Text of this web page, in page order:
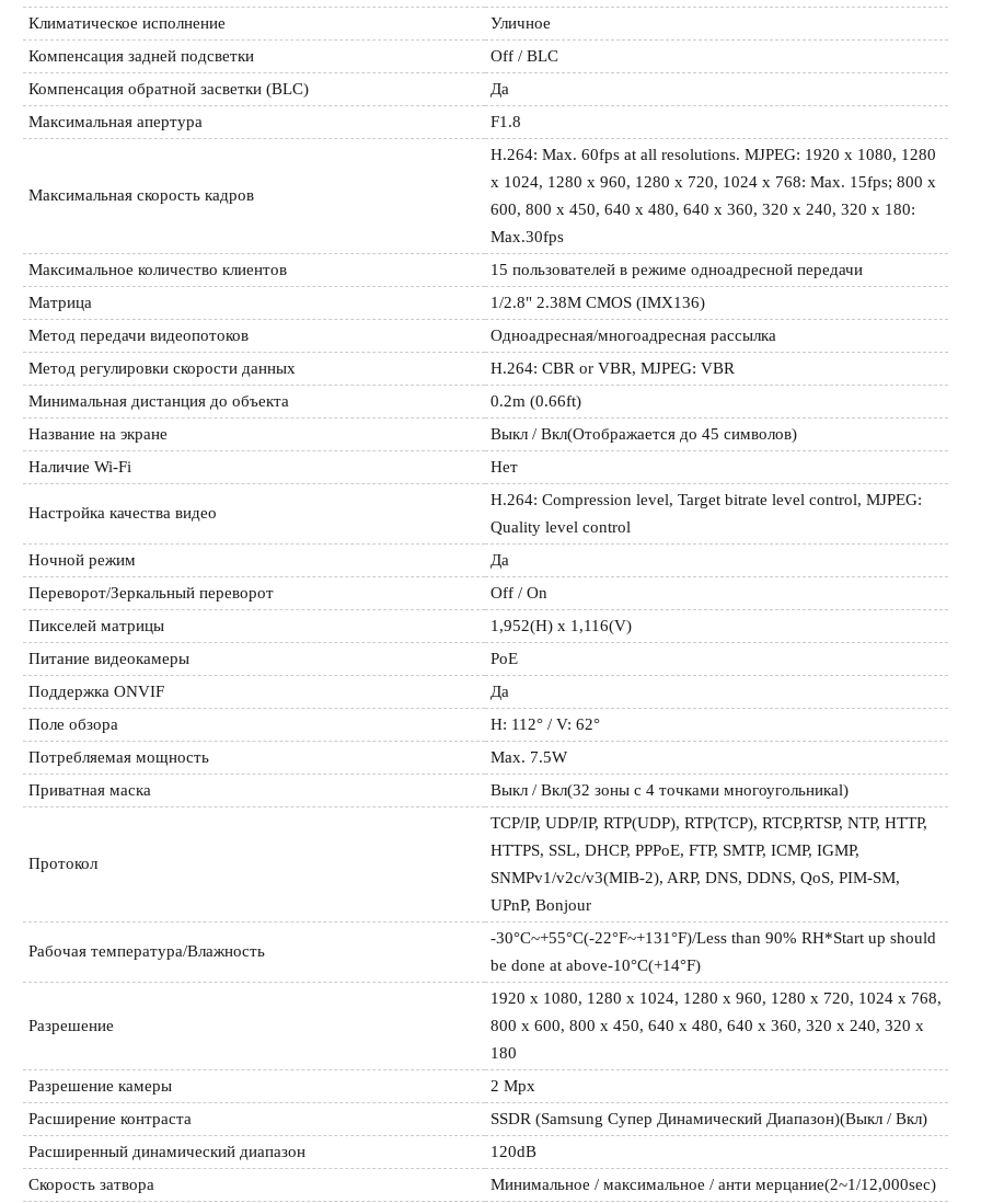
Климатическое исполнение
Уличное
Компенсация задней подсветки
Off / BLC
Компенсация обратной засветки (BLC)
Да
Максимальная апертура
F1.8
Максимальная скорость кадров
H.264: Max. 60fps at all resolutions. MJPEG: 1920 x 1080, 1280
x 1024, 1280 x 960, 1280 x 720, 1024 x 768: Max. 15fps; 800 x
600, 800 x 450, 640 x 480, 640 x 360, 320 x 240, 320 x 180:
Max.30fps
Максимальное количество клиентов
15 пользователей в режиме одноадресной передачи
Матрица
1/2.8" 2.38M CMOS (IMX136)
Метод передачи видеопотоков
Одноадресная/многоадресная рассылка
Метод регулировки скорости данных
H.264: CBR or VBR, MJPEG: VBR
Минимальная дистанция до объекта
0.2m (0.66ft)
Название на экране
Выкл / Вкл(Отображается до 45 символов)
Наличие Wi-Fi
Нет
Настройка качества видео
H.264: Compression level, Target bitrate level control, MJPEG:
Quality level control
Ночной режим
Да
Переворот/Зеркальный переворот
Off / On
Пикселей матрицы
1,952(H) x 1,116(V)
Питание видеокамеры
PoE
Поддержка ONVIF
Да
Поле обзора
H: 112° / V: 62°
Потребляемая мощность
Max. 7.5W
Приватная маска
Выкл / Вкл(32 зоны с 4 точками многоугольникаl)
Протокол
TCP/IP, UDP/IP, RTP(UDP), RTP(TCP), RTCP,RTSP, NTP, HTTP,
HTTPS, SSL, DHCP, PPPoE, FTP, SMTP, ICMP, IGMP,
SNMPv1/v2c/v3(MIB-2), ARP, DNS, DDNS, QoS, PIM-SM,
UPnP, Bonjour
Рабочая температура/Влажность
-30°C~+55°C(-22°F~+131°F)/Less than 90% RH*Start up should
be done at above-10°C(+14°F)
Разрешение
1920 x 1080, 1280 x 1024, 1280 x 960, 1280 x 720, 1024 x 768,
800 x 600, 800 x 450, 640 x 480, 640 x 360, 320 x 240, 320 x
180
Разрешение камеры
2 Mpx
Расширение контраста
SSDR (Samsung Супер Динамический Диапазон)(Выкл / Вкл)
Расширенный динамический диапазон
120dB
Скорость затвора
Минимальное / максимальное / анти мерцание(2~1/12,000sec)